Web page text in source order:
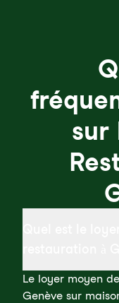
sur
Le loyer moyen
Genève sur